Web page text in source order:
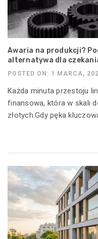
Awaria na produkcji?
alternatywa dla
POSTED ON: 1 MARCA,
Każda minuta przestoju
finansowa, która w skali
złotych.Gdy pęka